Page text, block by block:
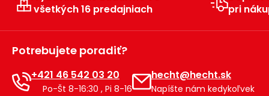
všetkých 16 predajniach
pri
Potrebujete poradiť?
+421 46 542 03 20
Po-Št 8-16:30 , Pi 8-16
hecht@hecht.sk
Napíšte nám kedykoľvek